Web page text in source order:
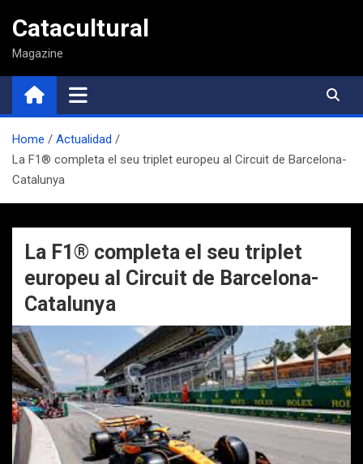
contenido
Catacultural
Magazine
Home
Actualidad
La F1® completa el seu triplet europeu al Circuit de Barcelona-
Catalunya
La F1® completa el seu triplet
europeu al Circuit de Barcelona-
Catalunya